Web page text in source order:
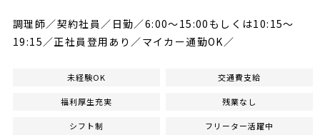
調理師／契約社員／日勤／6:00～15:00もしくは10:15～
19:15／正社員登用あり／マイカー通勤OK／
未経験OK 交通費支給
福利厚生充実 残業なし
シフト制 フリーター活躍中